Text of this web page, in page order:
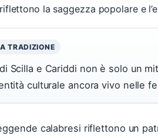
la saggezza popolare e
TRADIZIONE
Scilla e Cariddi non è solo un
culturale ancora vivo nelle
calabresi riflettono un